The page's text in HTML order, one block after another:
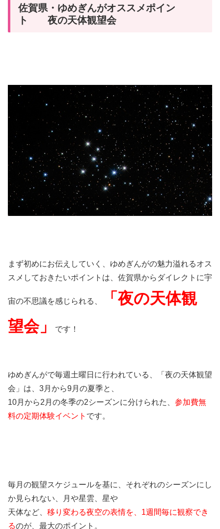
佐賀県・ゆめぎんがオススメポイン
ト 夜の天体観望会
まず初めにお伝えしていく、ゆめぎんがの魅力溢れるオス
スメしておきたいポイントは、佐賀県からダイレクトに宇
宙の不思議を感じられる、
「夜の天体観
望会」
です！
ゆめぎんがで毎週土曜日に行われている、「夜の天体観望
会」は、3月から9月の夏季と、
10月から2月の冬季の2シーズンに分けられた、 参加費無
料の定期体験イベント です。
毎月の観望スケジュールを基に、それぞれのシーズンにし
か見られない、月や星雲、星や
天体など、 移り変わる夜空の表情を、1週間毎に観察でき
るのが、最大のポイント。